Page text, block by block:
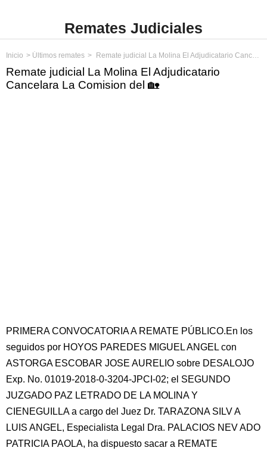
Remates Judiciales
Inicio Últimos remates Remate judicial La Molina El Adjudicatario Cancelara La Comision del
Remate judicial La Molina El Adjudicatario
Cancelara La Comision del 🏡
PRIMERA CONVOCATORIA A REMATE PÚBLICO.En los
seguidos por HOYOS PAREDES MIGUEL ANGEL con
ASTORGA ESCOBAR JOSE AURELIO sobre DESALOJO
Exp. No. 01019-2018-0-3204-JPCI-02; el SEGUNDO
JUZGADO PAZ LETRADO DE LA MOLINA Y
CIENEGUILLA a cargo del Juez Dr. TARAZONA SILV A
LUIS ANGEL, Especialista Legal Dra. PALACIOS NEV ADO
PATRICIA PAOLA, ha dispuesto sacar a REMATE